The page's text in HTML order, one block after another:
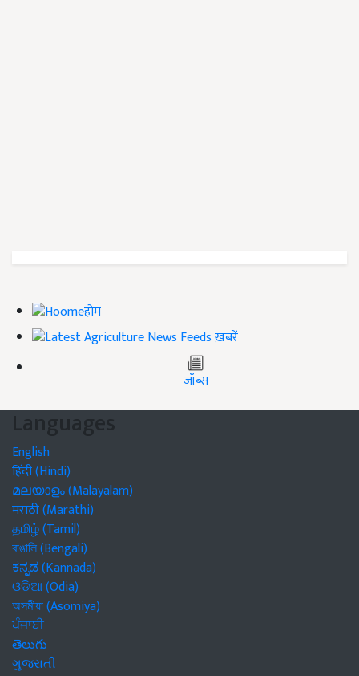
होम
ख़बरें
जॉब्स
Languages
English
हिंदी (Hindi)
മലയാളം (Malayalam)
मराठी (Marathi)
தமிழ் (Tamil)
বাঙালি (Bengali)
ಕನ್ನಡ (Kannada)
ଓଡିଆ (Odia)
অসমীয়া (Asomiya)
ਪੰਜਾਬੀ
తెలుగు
ગુજરાતી